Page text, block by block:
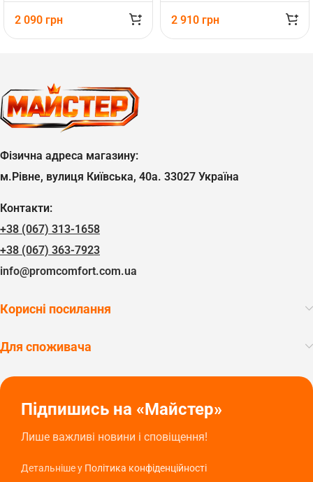
2 090 грн 2 910 грн
Фізична адреса магазину:
м.Рівне, вулиця Київська, 40а. 33027 Україна
Контакти:
+38 (067) 313-1658
+38 (067) 363-7923
info@promcomfort.com.ua
Корисні посилання
Для споживача
Підпишись на «Майстер»
Лише важливі новини і сповіщення!
Детальніше у Політика конфіденційності